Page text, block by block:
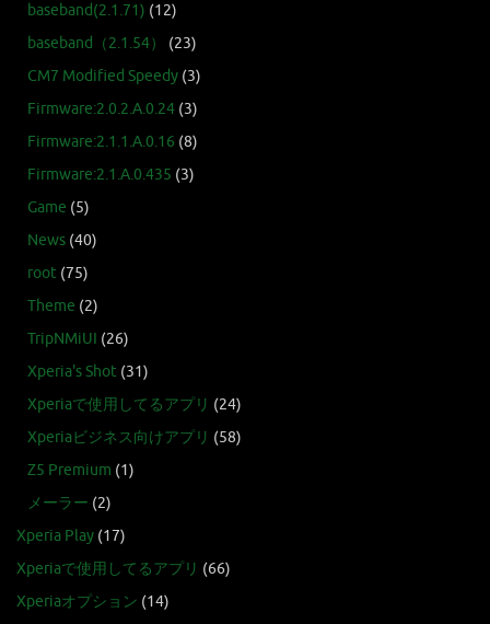
baseband(2.1.71) (12)
baseband（2.1.54）
(23)
CM7 Modified Speedy (3)
Firmware:2.0.2.A.0.24 (3)
Firmware:2.1.1.A.0.16 (8)
Firmware:2.1.A.0.435 (3)
Game (5)
News (40)
root (75)
Theme (2)
TripNMiUI (26)
Xperia's Shot (31)
Xperiaで使用してるアプリ (24)
Xperiaビジネス向けアプリ (58)
Z5 Premium (1)
メーラー (2)
Xperia Play (17)
Xperiaで使用してるアプリ (66)
Xperiaオプション (14)